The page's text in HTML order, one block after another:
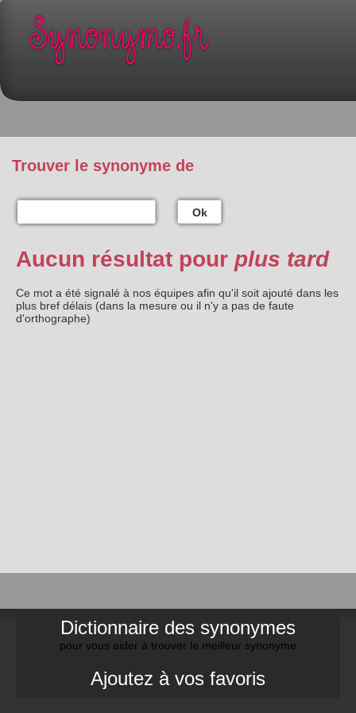
Trouver le synonyme de
Ok
Aucun résultat pour plus tard
Ce mot a été signalé à nos équipes afin qu'il soit ajouté dans les
plus bref délais (dans la mesure ou il n'y a pas de faute
d'orthographe)
Dictionnaire des synonymes
pour vous aider à trouver le meilleur synonyme
Ajoutez à vos favoris